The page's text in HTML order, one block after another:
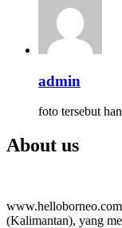
admin
foto tersebut
About us
(Kalimantan), yang